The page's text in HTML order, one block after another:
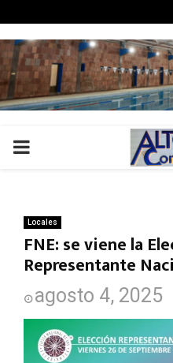
PRIMARY
Locales
FNE: se viene la
Representante
agosto 4, 2025